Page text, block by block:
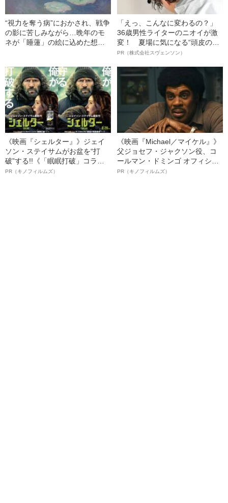
“視力を奪う病”におかされ、戦争
の影に苦しみながら…晩年のモ
ネが「睡蓮」の絵に込めた想い
「えっ、こんなに変わるの？」
36歳男性ライターのニオイが激
変！ 夏場に気になる“頭皮のニ
オイ”や“ベタつき”を解消す
ト”が生み出した徹底ケアとは
PR（株式会社スヴェンソン）
《映画『シェルター』》ジェイ
ソン・ステイサムがお盆を“打
破”する!!《「眠眠打破」コラ
ボ》
PR（キノフィルムズ）
《映画『Michael／マイケル』》
父ジョセフ・ジャクソン役、コ
ールマン・ドミンゴ オフィシャ
ルインタビュー“観客を魅了した
PR（キノフィルムズ）